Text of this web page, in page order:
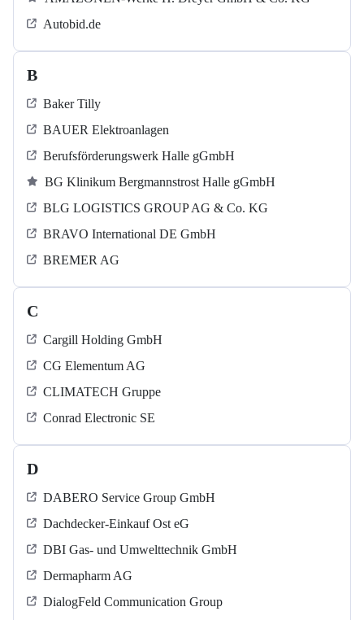
Autobid.de
B
Baker Tilly
BAUER Elektroanlagen
Berufsförderungswerk Halle gGmbH
BG Klinikum Bergmannstrost Halle gGmbH
BLG LOGISTICS GROUP AG & Co. KG
BRAVO International DE GmbH
BREMER AG
C
Cargill Holding GmbH
CG Elementum AG
CLIMATECH Gruppe
Conrad Electronic SE
D
DABERO Service Group GmbH
Dachdecker-Einkauf Ost eG
DBI Gas- und Umwelttechnik GmbH
Dermapharm AG
DialogFeld Communication Group